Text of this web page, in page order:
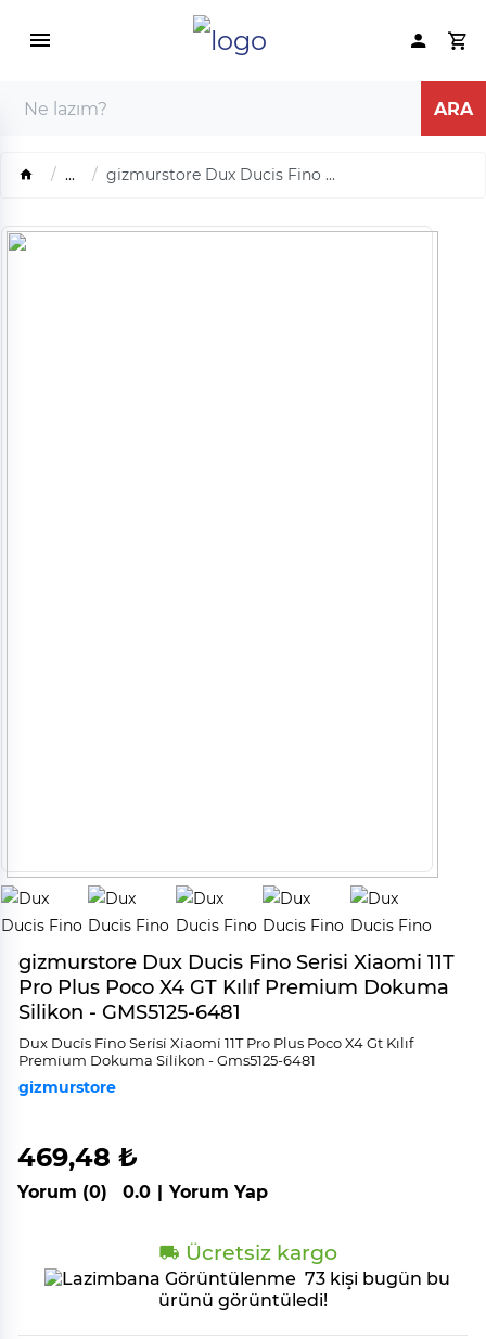
... gizmurstore Dux Ducis Fino ...
gizmurstore Dux Ducis Fino Serisi Xiaomi 11T
Pro Plus Poco X4 GT Kılıf Premium Dokuma
Silikon - GMS5125-6481
Dux Duci̇s Fi̇no Seri̇si̇ Xi̇aomi̇ 11T Pro Plus Poco X4 Gt Kılıf
Premi̇um Dokuma Si̇li̇kon - Gms5125-6481
gizmurstore
469,48 ₺
Yorum (0) 0.0 | Yorum Yap
Ücretsiz kargo
73 kişi bugün bu
ürünü görüntüledi!